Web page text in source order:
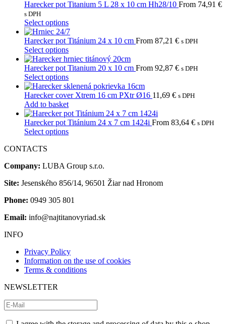
Harecker pot Titanium 5 L 28 x 10 cm Hh28/10 From 74,91 €
s DPH
Select optionsThis
product
has
multiple
variants.
The
options
may
be
chosen
on
the
product
Harecker pot Titánium 24 x 10 cm From 87,21 € s DPH
Select optionsThis
product
has
multiple
variants.
The
options
may
be
chosen
page
Harecker pot Titanium 20 x 10 cm From 92,87 € s DPH
Select optionsThis
product
has
multiple
variants.
The
options
on
product
Harecker cover Xtrem 16 cm PXtr Ø16 11,69 € s DPH
Add to basket
Harecker pot Titánium 24 x 7 cm 1424i From 83,64 € s DPH
Select optionsThis
variants.
options
be
chosen
on
page
CONTACTS
Company: LUBA Group s.r.o.
Site: Jesenského 856/14, 96501 Žiar nad Hronom
Phone: 0949 305 801
Email: info@najtitanovyriad.sk
INFO
Privacy Policy
Information on the use of cookies
Terms & conditions
NEWSLETTER